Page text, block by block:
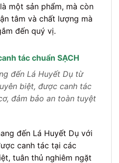
một sản phẩm, mà còn
tâm và chất lượng mà
đến quý vị.
tác chuẩn SẠCH
đến Lá Huyết Dụ từ
biệt, được canh tác
đảm bảo an toàn tuyệt
đến Lá Huyết Dụ với
canh tác tại các
tuân thủ nghiêm ngặt